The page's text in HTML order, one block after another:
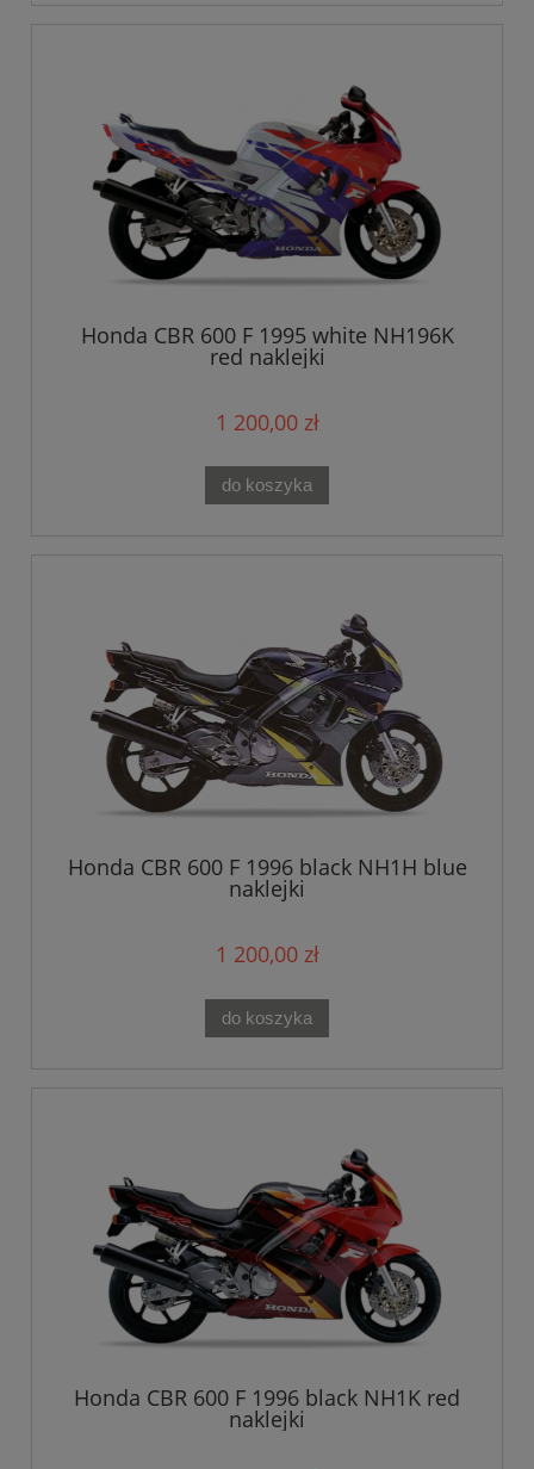
Honda CBR 600 F 1995 white NH196K
red naklejki
1 200,00 zł
do koszyka
Honda CBR 600 F 1996 black NH1H blue
naklejki
1 200,00 zł
do koszyka
Honda CBR 600 F 1996 black NH1K red
naklejki